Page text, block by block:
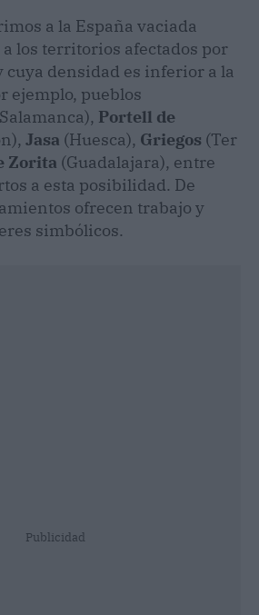
a la España vaciada
los territorios afectados por
cuya densidad es inferior a la
ejemplo, pueblos
Portell de
Jasa (Huesca), Griegos (Ter
Zorita (Guadalajara), entre
a esta posibilidad. De
ofrecen trabajo y
simbólicos.
Publicidad